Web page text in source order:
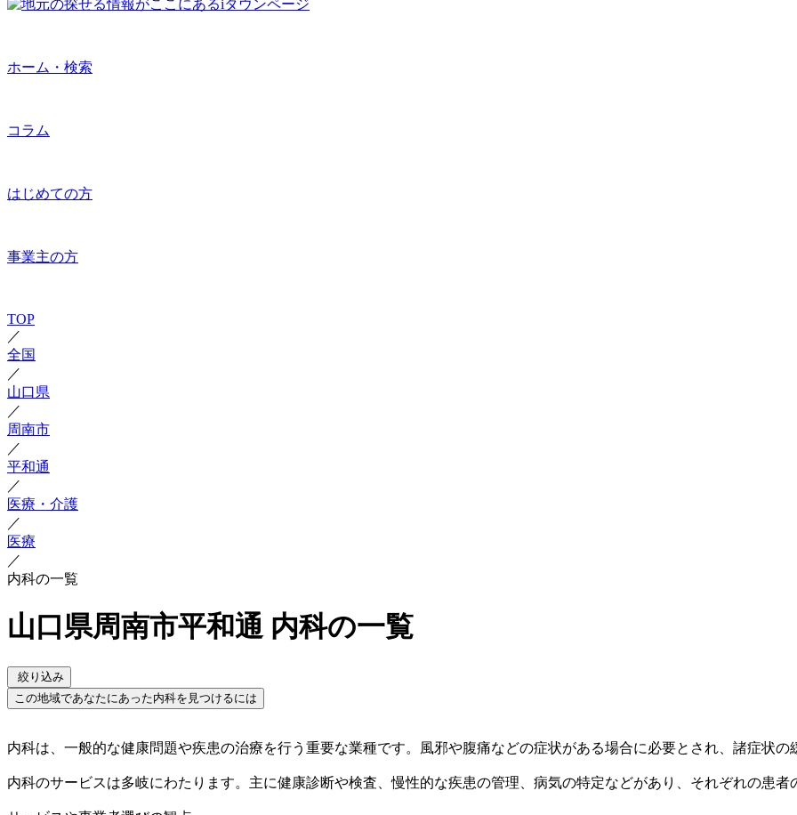
ホーム・検索
コラム
はじめての方
事業主の方
TOP
／
全国
／
山口県
／
周南市
／
平和通
／
医療・介護
／
医療
／
内科の一覧
山口県周南市平和通 内科の一覧
絞り込み
この地域であなたにあった内科を見つけるには
内科は、一般的な健康問題や疾患の治療を行う重要な業種です。風邪や腹痛などの症状がある場合に必要とされ、諸症状の
内科のサービスは多岐にわたります。主に健康診断や検査、慢性的な疾患の管理、病気の特定などがあり、それぞれの患者